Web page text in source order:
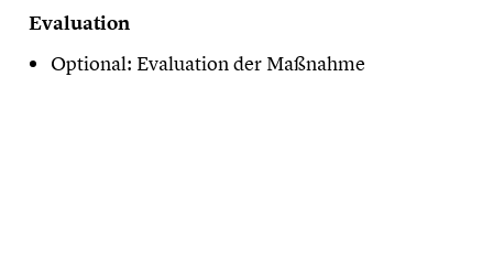
Evaluation
Optional: Evaluation der Maßnahme